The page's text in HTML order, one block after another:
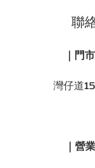
聯
｜門
灣仔道
｜營